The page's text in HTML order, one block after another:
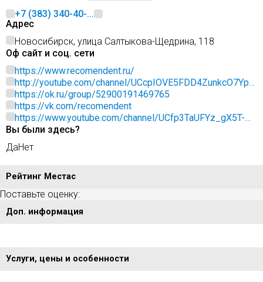
+7 (383) 340-40-...
Адрес
Новосибирск, улица Салтыкова-Щедрина, 118
Оф сайт и соц. сети
https://www.recomendent.ru/
http://youtube.com/channel/UCcpIOVE5FDD4ZunkcO7Ypz
w
https://ok.ru/group/52900191469765
https://vk.com/recomendent
https://www.youtube.com/channel/UCfp3TaUFYz_gX5T-
FfBpkcw?view_as=subscriber
Вы были здесь?
ДаНет
Рейтинг Местас
Поставьте оценку:
Доп. информация
Услуги, цены и особенности